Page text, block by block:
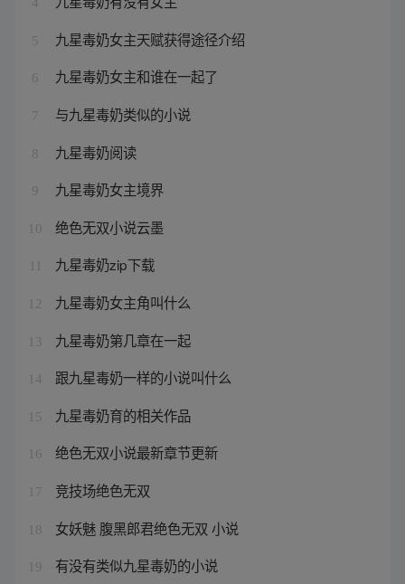
5 九星毒奶女主天赋获得途径介绍
6 九星毒奶女主和谁在一起了
7 与九星毒奶类似的小说
8 九星毒奶阅读
9 九星毒奶女主境界
10 绝色无双小说云墨
九星毒奶zip下载
12 九星毒奶女主角叫什么
13 九星毒奶第几章在一起
14 跟九星毒奶一样的小说叫什么
15 九星毒奶育的相关作品
16 绝色无双小说最新章节更新
17 竞技场绝色无双
18 女妖魅 腹黑郎君绝色无双 小说
19 有没有类似九星毒奶的小说